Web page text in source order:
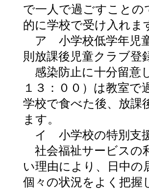
で一人で過ごすこと
的に学校で受け入れま
ア 小学校低学年児
則放課後児童クラブ登
感染防止に十分留意
１３：００）は教室
学校で食べた後、放課
ます。
イ 小学校の特別支
社会福祉サービスの
い理由により、日中の
個々の状況をよく把握